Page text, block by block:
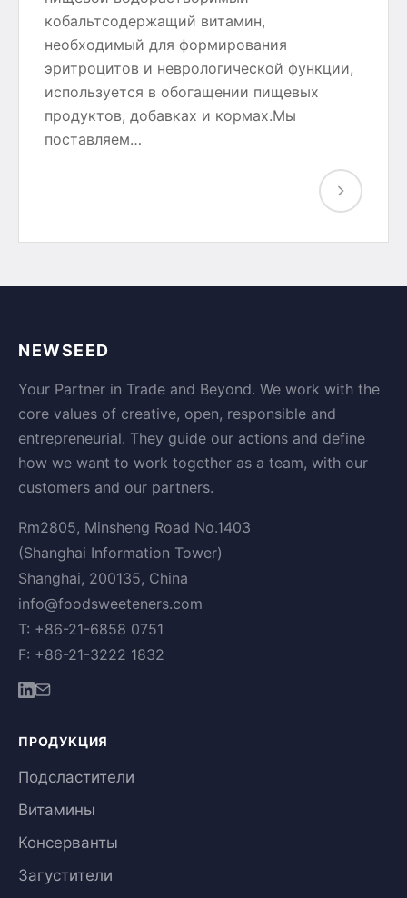
кобальтсодержащий витамин,
необходимый для формирования
эритроцитов и неврологической функции,
используется в обогащении пищевых
продуктов, добавках и кормах.Мы
поставляем…
NEWSEED
Your Partner in Trade and Beyond. We work with the
core values of creative, open, responsible and
entrepreneurial. They guide our actions and define
how we want to work together as a team, with our
customers and our partners.
Rm2805, Minsheng Road No.1403
(Shanghai Information Tower)
Shanghai, 200135, China
info@foodsweeteners.com
T: +86-21-6858 0751
F: +86-21-3222 1832
ПРОДУКЦИЯ
Подсластители
Витамины
Консерванты
Загустители